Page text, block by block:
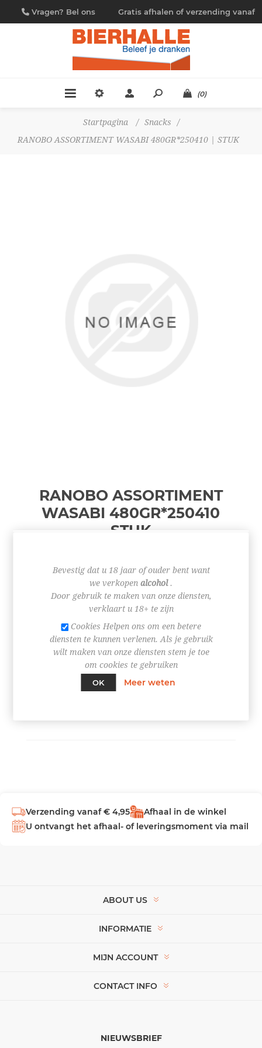
Vragen? Bel ons
09/230.88.44
Gratis afhalen of verzending vanaf
€ 4,95
(0)
Startpagina / Snacks
/
RANOBO ASSORTIMENT WASABI 480GR*250410 | STUK
RANOBO ASSORTIMENT
WASABI 480GR*250410
STUK
€ 7,25
BESTEL NU!
Verzending vanaf € 4,95
Afhaal in de winkel
U ontvangt het afhaal- of leveringsmoment via mail
ABOUT US
INFORMATIE
MIJN ACCOUNT
CONTACT INFO
NIEUWSBRIEF
Bevestig dat u 18 jaar of ouder bent want
we verkopen alcohol.
Door gebruik te maken van onze diensten,
verklaart u 18+ te zijn
Cookies Helpen ons om een betere
diensten te kunnen verlenen. Als je gebruik
wilt maken van onze diensten stem je toe
om cookies te gebruiken
OK
Meer weten